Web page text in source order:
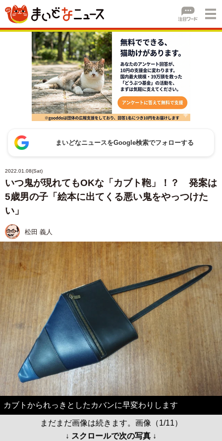
まいどなニュースをGoogle検索でフォローする
2022.01.08(Sat)
いつ鬼が現れてもOKな「カブト鞄」！？ 発案は
5歳男の子「絵本に出てくる悪い鬼をやっつけた
い」
松田 義人
カブトかられっきとしたカバンに早変わりします
まだまだ画像は続きます。画像（1/11）
↓ スクロールで次の写真 ↓